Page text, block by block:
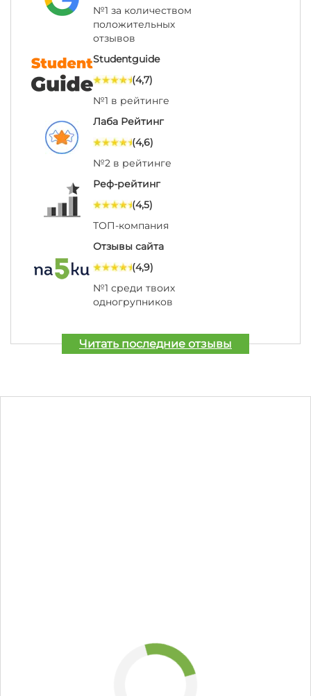
№1 за количеством
положительных
отзывов
Studentguide
(4,7)
№1 в рейтинге
Лаба Рейтинг
(4,6)
№2 в рейтинге
Реф-рейтинг
(4,5)
ТОП-компания
Отзывы сайта
(4,9)
№1 среди твоих
одногрупников
Читать последние отзывы